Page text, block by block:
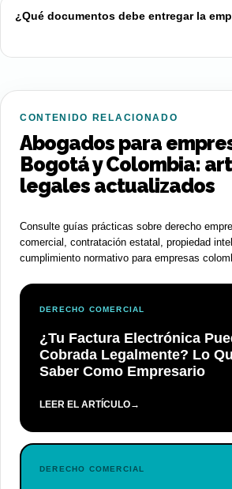
¿Qué documentos debe entregar la
CONTENIDO RELACIONADO
Abogados para
Bogotá y Colombia:
legales actualizados
Consulte guías prácticas sobre derecho
comercial, contratación estatal, propiedad
cumplimiento normativo para empresas
DERECHO COMERCIAL
¿Tu Factura Electrónica
Cobrada Legalmente? Lo
Saber Como Empresario
LEER EL ARTÍCULO→
DERECHO COMERCIAL